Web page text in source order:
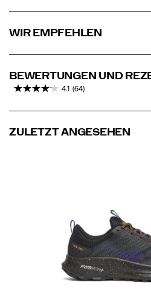
WIR EMPFEHLEN
BEWERTUNGEN UND
4.1 (64)
ZULETZT ANGESEHEN